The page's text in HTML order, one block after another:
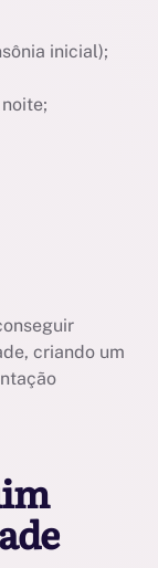
inicial);
criando um